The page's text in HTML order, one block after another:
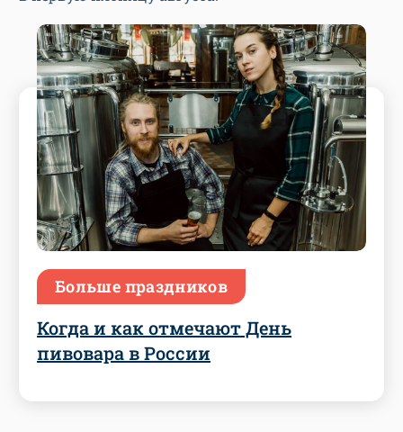
Больше праздников
Когда и как отмечают День
пивовара в России